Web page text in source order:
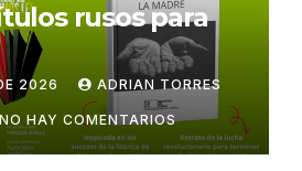
rusos para
2026 ADRIAN TORRES
NO HAY COMENTARIOS